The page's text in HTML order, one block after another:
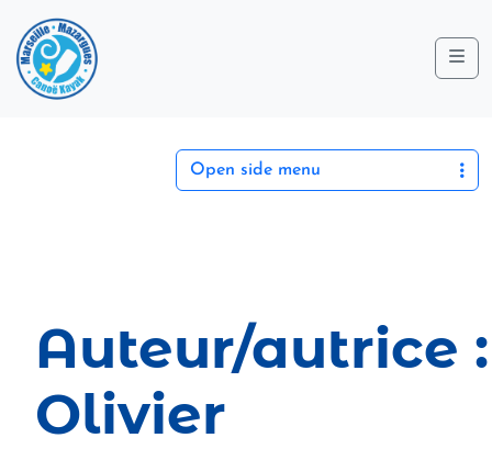
Auteur/autrice :
Olivier
Open side menu